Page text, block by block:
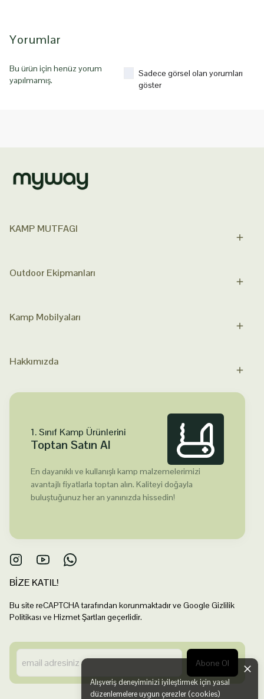
Alışveriş deneyiminizi iyileştirmek için yasal
düzenlemelere uygun çerezler (cookies)
Yorumlar
Bu ürün için henüz yorum
yapılmamış.
Sadece görsel olan yorumları
göster
KAMP MUTFAGI
Outdoor Ekipmanları
Kamp Mobilyaları
Hakkımızda
1. Sınıf Kamp Ürünlerini
Toptan Satın Al
En dayanıklı ve kullanışlı kamp malzemelerimizi
avantajlı fiyatlarla toptan alın. Kaliteyi doğayla
buluştuğunuz her an yanınızda hissedin!
BİZE KATIL!
Bu site reCAPTCHA tarafından korunmaktadır ve Google Gizlilik
Politikası ve Hizmet Şartları geçerlidir.
Abone Ol